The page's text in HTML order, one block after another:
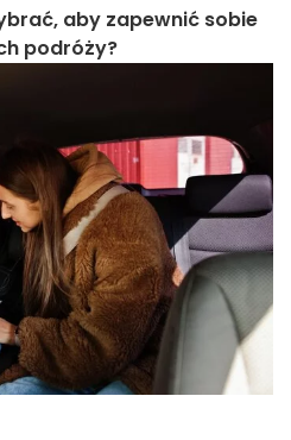
aby zapewnić sobie
podróży?